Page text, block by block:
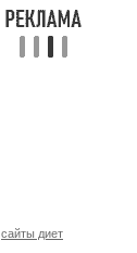
сайты диет